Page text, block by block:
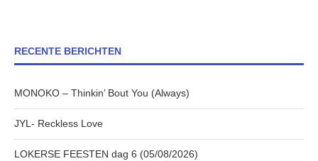
RECENTE BERICHTEN
MONOKO – Thinkin’ Bout You (Always)
JYL- Reckless Love
LOKERSE FEESTEN dag 6 (05/08/2026)